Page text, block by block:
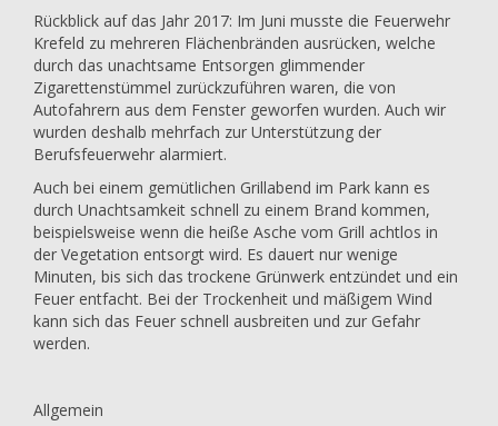
Rückblick auf das Jahr 2017: Im Juni musste die Feuerwehr
Krefeld zu mehreren Flächenbränden ausrücken, welche
durch das unachtsame Entsorgen glimmender
Zigarettenstümmel zurückzuführen waren, die von
Autofahrern aus dem Fenster geworfen wurden. Auch wir
wurden deshalb mehrfach zur Unterstützung der
Berufsfeuerwehr alarmiert.
Auch bei einem gemütlichen Grillabend im Park kann es
durch Unachtsamkeit schnell zu einem Brand kommen,
beispielsweise wenn die heiße Asche vom Grill achtlos in
der Vegetation entsorgt wird. Es dauert nur wenige
Minuten, bis sich das trockene Grünwerk entzündet und ein
Feuer entfacht. Bei der Trockenheit und mäßigem Wind
kann sich das Feuer schnell ausbreiten und zur Gefahr
werden.
Allgemein